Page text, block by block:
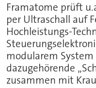
Framatome prüft
per Ultraschall auf
Hochleistungs-
modularem System
dazugehörende
zusammen mit